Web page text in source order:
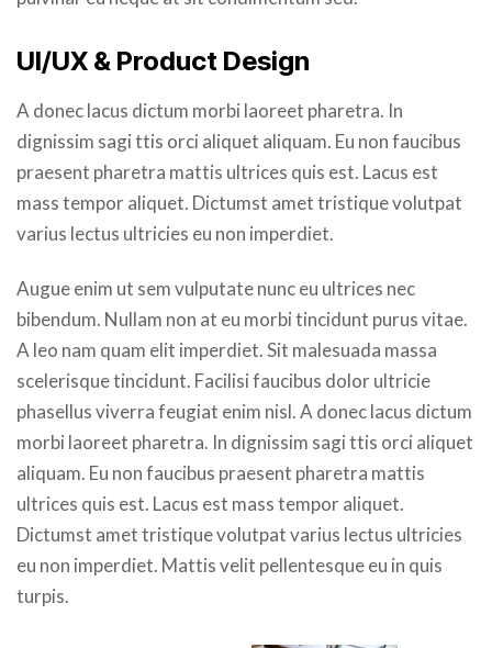
UI/UX & Product Design
A donec lacus dictum morbi laoreet pharetra. In
dignissim sagi ttis orci aliquet aliquam. Eu non faucibus
praesent pharetra mattis ultrices quis est. Lacus est
mass tempor aliquet. Dictumst amet tristique volutpat
varius lectus ultricies eu non imperdiet.
Augue enim ut sem vulputate nunc eu ultrices nec
bibendum. Nullam non at eu morbi tincidunt purus vitae.
A leo nam quam elit imperdiet. Sit malesuada massa
scelerisque tincidunt. Facilisi faucibus dolor ultricie
phasellus viverra feugiat enim nisl. A donec lacus dictum
morbi laoreet pharetra. In dignissim sagi ttis orci aliquet
aliquam. Eu non faucibus praesent pharetra mattis
ultrices quis est. Lacus est mass tempor aliquet.
Dictumst amet tristique volutpat varius lectus ultricies
eu non imperdiet. Mattis velit pellentesque eu in quis
turpis.